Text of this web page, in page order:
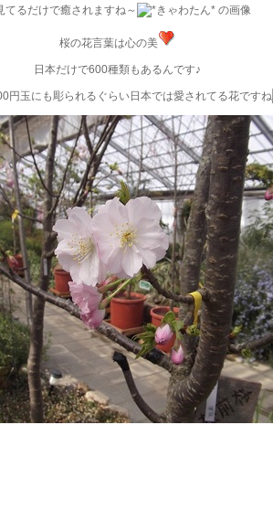
てるだけで癒されますね～
桜の花言葉は心の美
日本だけで600種類もあるんです♪
円玉にも彫られるぐらい日本では愛されてる花ですね